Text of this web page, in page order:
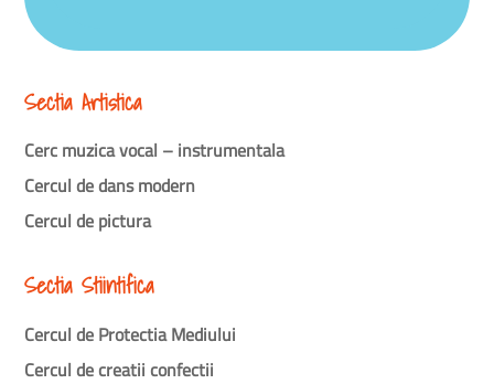
Sectia Artistica
Cerc muzica vocal – instrumentala
Cercul de dans modern
Cercul de pictura
Sectia Stiintifica
Cercul de Protectia Mediului
Cercul de creatii confectii